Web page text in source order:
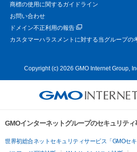
商標の使用に関するガイドライン
お問い合わせ
ドメイン不正利用の報告
カスタマーハラスメントに対する当グループの
Copyright (c) 2026 GMO Internet Group,
GMOインターネットグループのセキュリテ
世界初総合ネットセキュリティサービス「GMOセキ